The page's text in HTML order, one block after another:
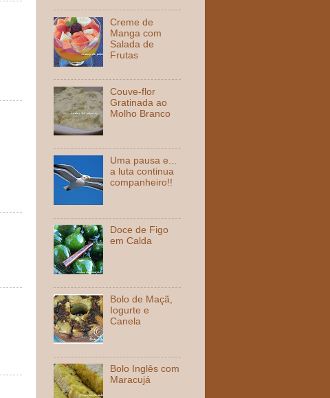
Creme de
Manga com
Salada de
Frutas
Couve-flor
Gratinada ao
Molho Branco
Uma pausa e...
a luta continua
companheiro!!
Doce de Figo
em Calda
Bolo de Maçã,
Iogurte e
Canela
Bolo Inglês com
Maracujá